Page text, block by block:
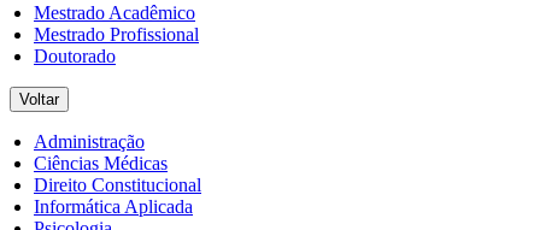
Mestrado Acadêmico
Mestrado Profissional
Doutorado
Voltar
Administração
Ciências Médicas
Direito Constitucional
Informática Aplicada